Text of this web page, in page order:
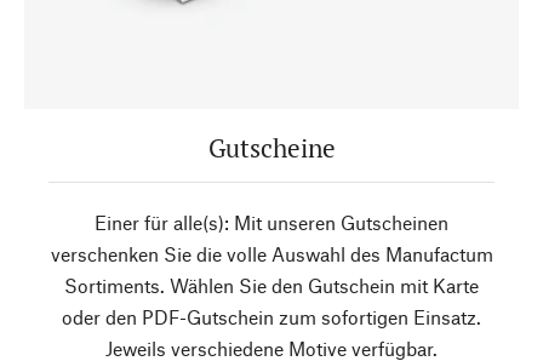
Gutscheine
Einer für alle(s): Mit unseren Gutscheinen
verschenken Sie die volle Auswahl des Manufactum
Sortiments. Wählen Sie den Gutschein mit Karte
oder den PDF-Gutschein zum sofortigen Einsatz.
Jeweils verschiedene Motive verfügbar.